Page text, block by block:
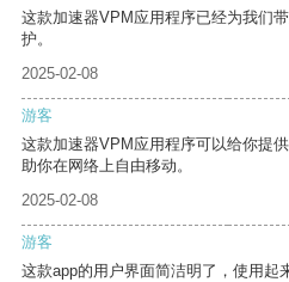
这款加速器VPM应用程序已经为我们
护。
2025-02-08
游客
这款加速器VPM应用程序可以给你提
助你在网络上自由移动。
2025-02-08
游客
这款app的用户界面简洁明了，使用起